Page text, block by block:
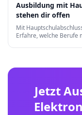
Ausbildung mit
stehen dir offen
Mit
Erfahre, welche Berufe
Jetzt